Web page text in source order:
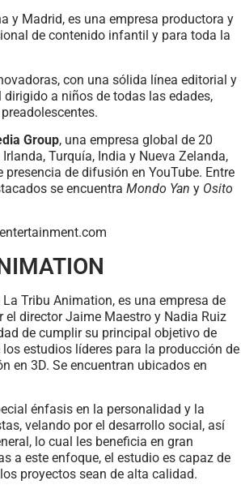
y Madrid, es una empresa productora y
de contenido infantil y para toda la
con una sólida línea editorial y
a niños de todas las edades,
Group, una empresa global de 20
Turquía, India y Nueva Zelanda,
de difusión en YouTube. Entre
se encuentra Mondo Yan y Osito
Tribu Animation, es una empresa de
el director Jaime Maestro y Nadia Ruiz
de cumplir su principal objetivo de
estudios líderes para la producción de
en 3D. Se encuentran ubicados en
énfasis en la personalidad y la
velando por el desarrollo social, así
lo cual les beneficia en gran
a este enfoque, el estudio es capaz de
proyectos sean de alta calidad.